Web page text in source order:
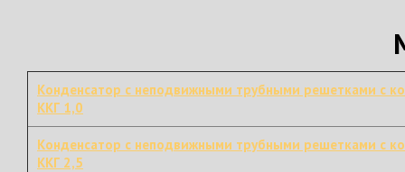
Конденсатор с неподвижными трубными решетками с
ККГ 1,0
Конденсатор с неподвижными трубными решетками с
ККГ 2,5